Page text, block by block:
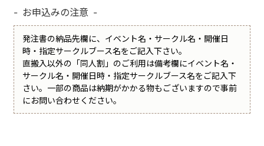
お申込みの注意
発注書の納品先欄に、イベント名・サークル名・開催日
時・指定サークルブース名をご記入下さい。
直搬入以外の「同人割」のご利用は備考欄にイベント名・
サークル名・開催日時・指定サークルブース名をご記入下
さい。一部の商品は納期がかかる物もございますので事前
にお問い合わせください。